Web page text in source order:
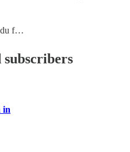
du f…
in